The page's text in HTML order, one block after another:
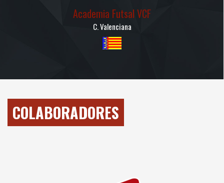
Academia Futsal VCF
C. Valenciana
COLABORADORES